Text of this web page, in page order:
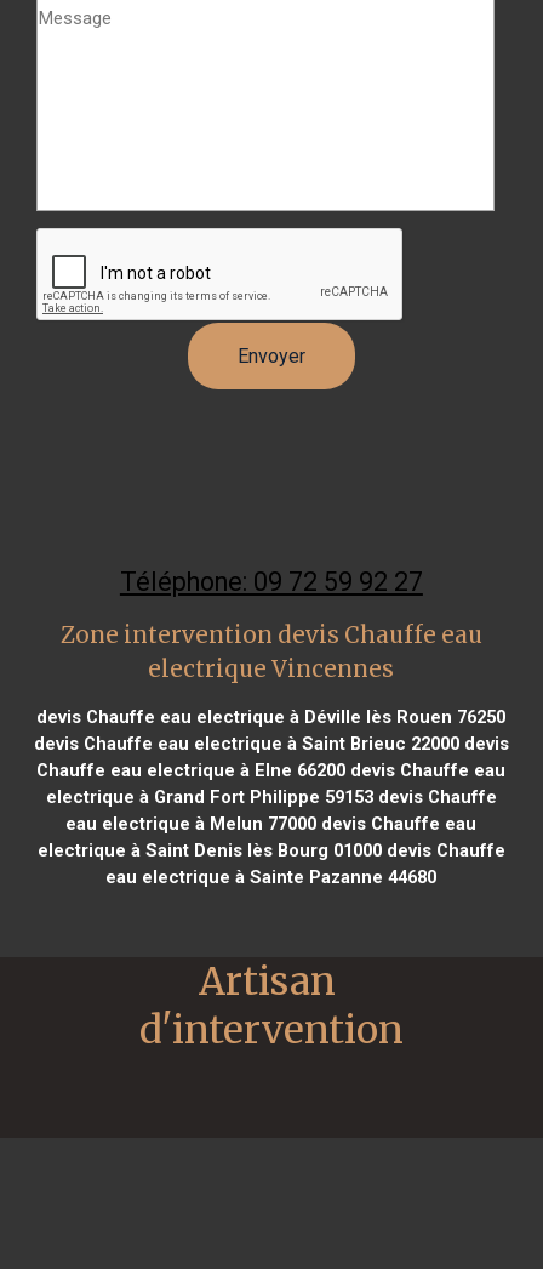
Téléphone: 09 72 59 92 27
Zone intervention devis Chauffe eau
electrique Vincennes
devis Chauffe eau electrique à Déville lès Rouen 76250
devis Chauffe eau electrique à Saint Brieuc 22000devis
Chauffe eau electrique à Elne 66200 devis Chauffe eau
electrique à Grand Fort Philippe 59153devis Chauffe
eau electrique à Melun 77000 devis Chauffe eau
electrique à Saint Denis lès Bourg 01000devis Chauffe
eau electrique à Sainte Pazanne 44680
Artisan
d'intervention